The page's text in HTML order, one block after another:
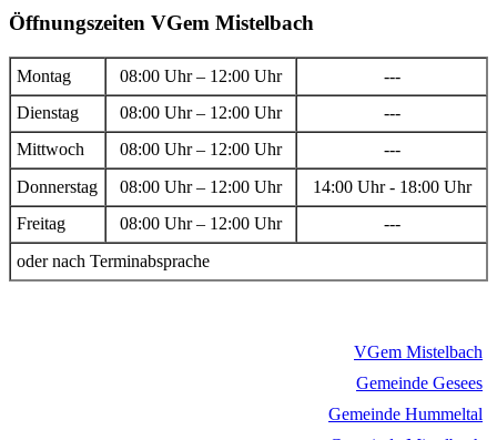
Öffnungszeiten VGem Mistelbach
Montag 08:00 Uhr – 12:00 Uhr
---
Dienstag
08:00 Uhr – 12:00 Uhr
---
Mittwoch
08:00 Uhr – 12:00 Uhr
---
Donnerstag
08:00 Uhr – 12:00 Uhr
14:00 Uhr - 18:00 Uhr
Freitag
08:00 Uhr – 12:00 Uhr
---
oder nach Terminabsprache
VGem Mistelbach
Gemeinde Gesees
Gemeinde Hummeltal